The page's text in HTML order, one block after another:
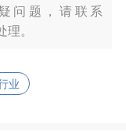
问题，请联系
。
业